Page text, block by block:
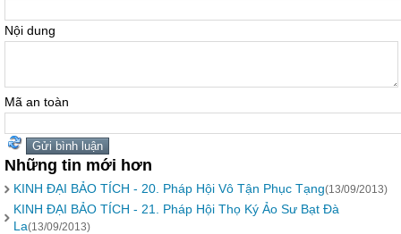
Nội dung
Mã an toàn
Những tin mới hơn
KINH ÐẠI BẢO TÍCH - 20. Pháp Hội Vô Tận Phục Tạng(13/09/2013)
KINH ÐẠI BẢO TÍCH - 21. Pháp Hội Thọ Ký Ảo Sư Bạt Ðà
La(13/09/2013)